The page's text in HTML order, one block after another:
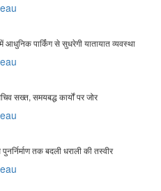
आधुनिक पार्किंग से सुधरेगी यातायात व्यवस्था
सख्त, समयबद्ध कार्यों पर जोर
तक बदली धराली की तस्वीर